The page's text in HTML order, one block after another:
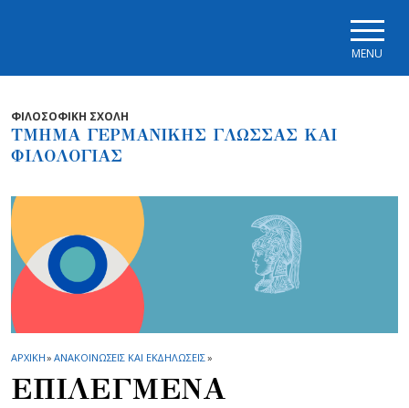
MENU
ΦΙΛΟΣΟΦΙΚΗ ΣΧΟΛΗ
ΤΜΗΜΑ ΓΕΡΜΑΝΙΚΗΣ ΓΛΩΣΣΑΣ ΚΑΙ
ΦΙΛΟΛΟΓΙΑΣ
ΑΡΧΙΚΗ» ΑΝΑΚΟΙΝΩΣΕΙΣ ΚΑΙ ΕΚΔΗΛΩΣΕΙΣ»
ΕΠΙΛΕΓΜΕΝΑ